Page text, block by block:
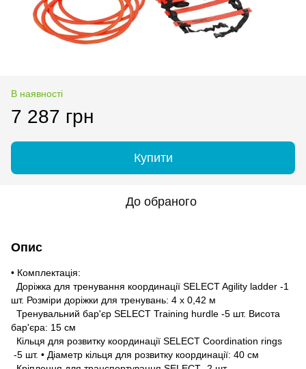
В наявності
7 287 грн
Купити
До обраного
Опис
• Комплектація:
Доріжка для тренування координації SELECT Agility ladder -1
шт. Розміри доріжки для тренувань: 4 х 0,42 м
Тренувальний бар'єр SELECT Training hurdle -5 шт. Висота
бар'єра: 15 см
Кільця для розвитку координації SELECT Coordination rings
-5 шт. • Діаметр кільця для розвитку координації: 40 см